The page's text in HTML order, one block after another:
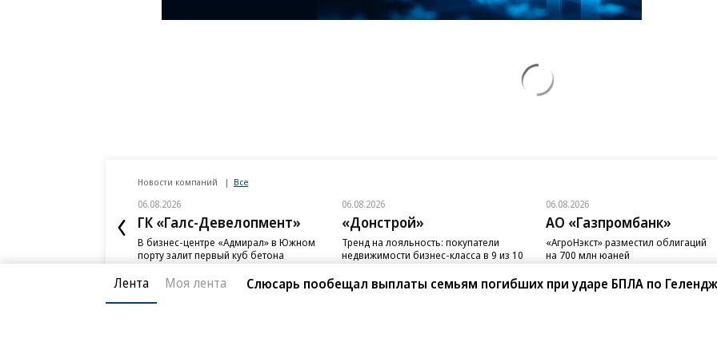
Новости компаний Все
06.08.2026
ГК «Галс-Девелопмент»
В бизнес-центре «Адмирал» в Южном
порту залит первый куб бетона
06.08.2026
«Донстрой»
Тренд на лояльность: покупатели
недвижимости бизнес-класса в 9 из 10
случаев остаются в сегменте
06.08.2026
АО «Газпромбанк»
«АгроНэкст» разместил облигаций
на 700 млн юаней
Лента Моя лента Слюсарь пообещал выплаты семьям погибших при ударе БПЛА по